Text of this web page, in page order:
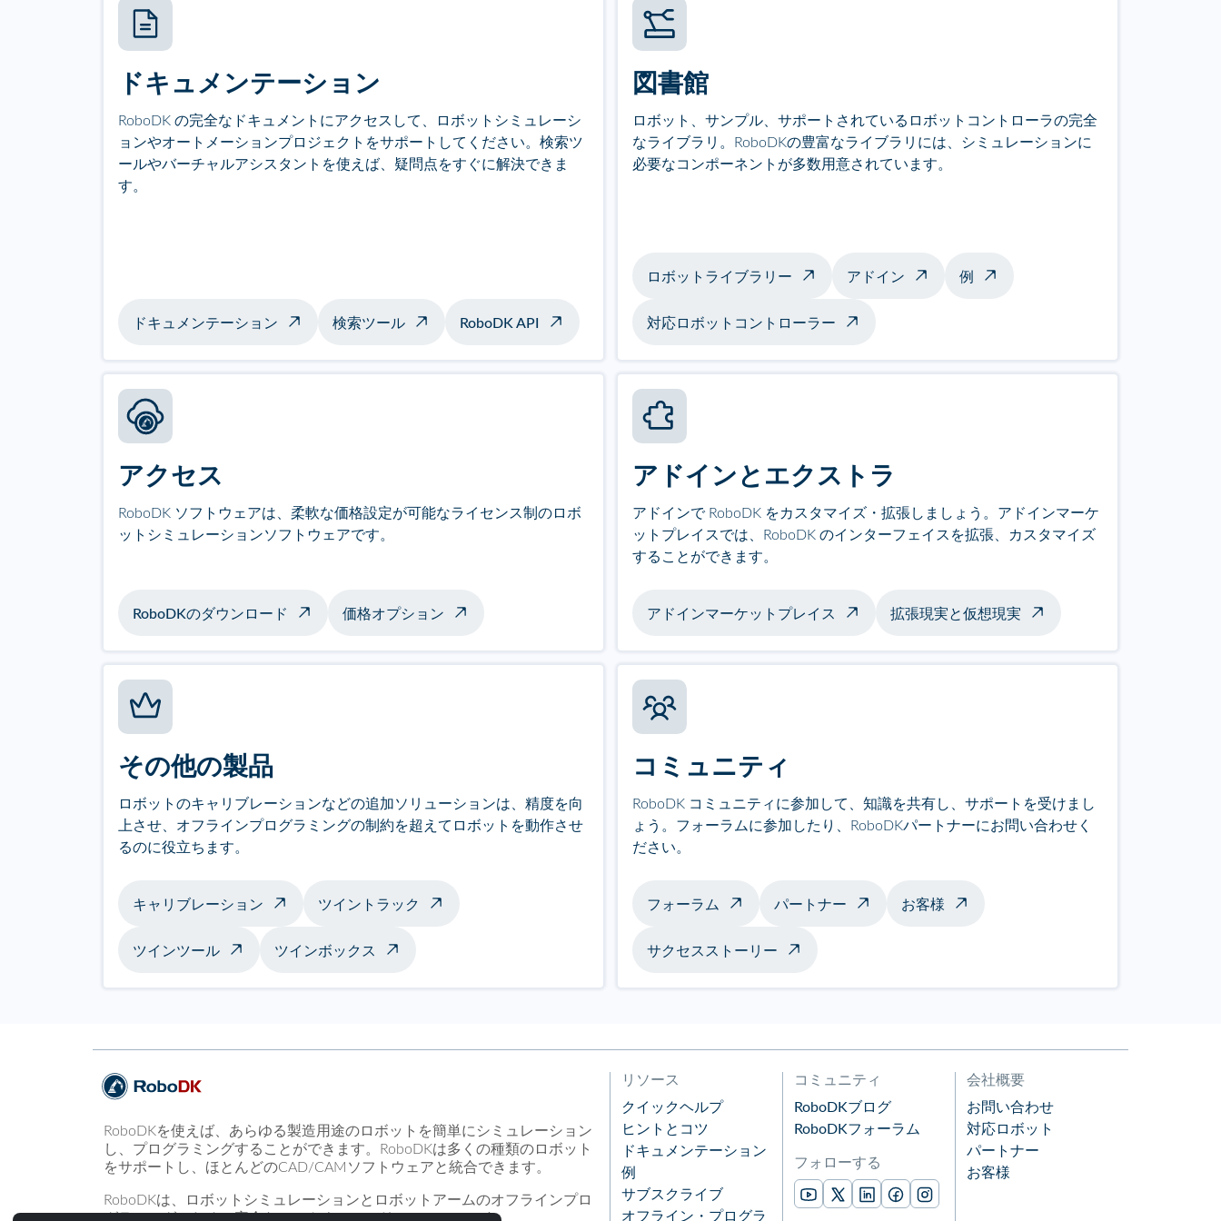
ドキュメンテーション
RoboDK の完全なドキュメントにアクセスして、ロボットシミュレーシ
ョンやオートメーションプロジェクトをサポートしてください。検索ツ
ールやバーチャルアシスタントを使えば、疑問点をすぐに解決できま
す。
ドキュメンテーション 検索ツール RoboDK API
図書館
ロボット、サンプル、サポートされているロボットコントローラの完全
なライブラリ。RoboDKの豊富なライブラリには、シミュレーションに
必要なコンポーネントが多数用意されています。
ロボットライブラリー アドイン 例
対応ロボットコントローラー
アクセス
RoboDK ソフトウェアは、柔軟な価格設定が可能なライセンス制のロボ
ットシミュレーションソフトウェアです。
RoboDKのダウンロード 価格オプション
アドインとエクストラ
アドインで RoboDK をカスタマイズ・拡張しましょう。アドインマーケ
ットプレイスでは、RoboDK のインターフェイスを拡張、カスタマイズ
することができます。
アドインマーケットプレイス 拡張現実と仮想現実
その他の製品
ロボットのキャリブレーションなどの追加ソリューションは、精度を向
上させ、オフラインプログラミングの制約を超えてロボットを動作させ
るのに役立ちます。
キャリブレーション ツイントラック
ツインツール ツインボックス
コミュニティ
RoboDK コミュニティに参加して、知識を共有し、サポートを受けまし
ょう。フォーラムに参加したり、RoboDKパートナーにお問い合わせく
ださい。
フォーラム パートナー お客様
サクセスストーリー
RoboDKを使えば、あらゆる製造用途のロボットを簡単にシミュレーション
し、プログラミングすることができます。RoboDKは多くの種類のロボット
をサポートし、ほとんどのCAD/CAMソフトウェアと統合できます。
RoboDKは、ロボットシミュレーションとロボットアームのオフラインプロ
グラミングのための完全なソフトウェアソリューションです。
リソース
クイックヘルプ
ヒントとコツ
ドキュメンテーション
例
サブスクライブ
オフライン・プログラ
コミュニティ
RoboDKブログ
RoboDKフォーラム
フォローする
会社概要
お問い合わせ
対応ロボット
パートナー
お客様